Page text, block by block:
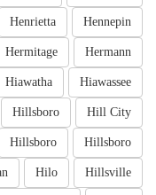
Hennepin
Henrietta
Hermann
Hermitage
Hiawassee
Hiawatha
Hill City
Hillsboro
Hillsboro
Hillsboro
Hillsville
Hilo